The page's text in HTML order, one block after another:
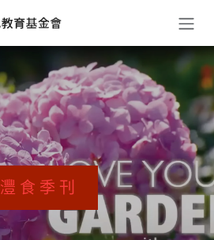
灃 食 季 刊